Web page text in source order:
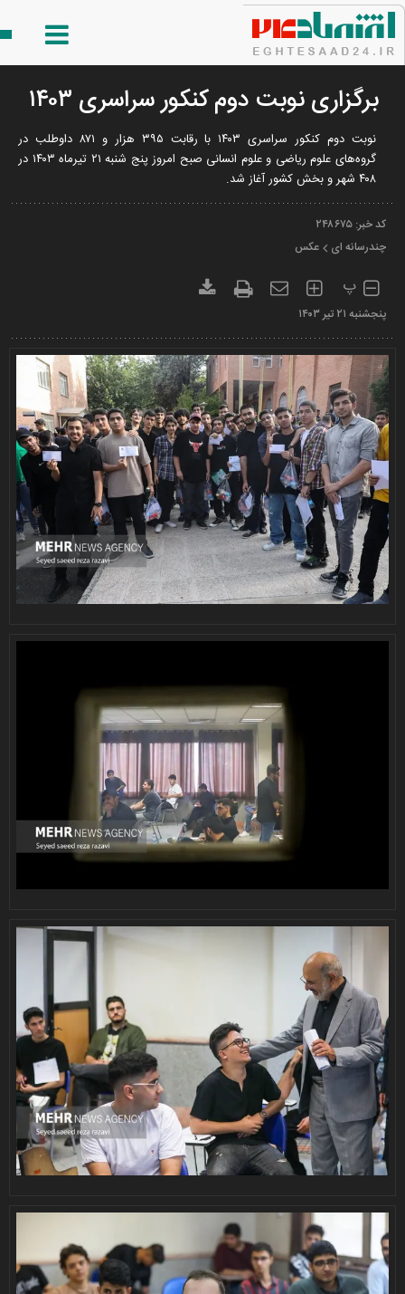
برگزاری نوبت دوم کنکور سراسری ۱۴۰۳
نوبت دوم کنکور سراسری ۱۴۰۳ با رقابت ۳۹۵ هزار و ۸۷۱ داوطلب در
گروه‌های علوم ریاضی و علوم انسانی صبح امروز پنج شنبه ۲۱ تیرماه ۱۴۰۳ در
۴۰۸ شهر و بخش کشور آغاز شد.
کد خبر: ۲۴۸۶۷۵
چندرسانه ای
عکس
پ
پنجشنبه ۲۱ تير ۱۴۰۳